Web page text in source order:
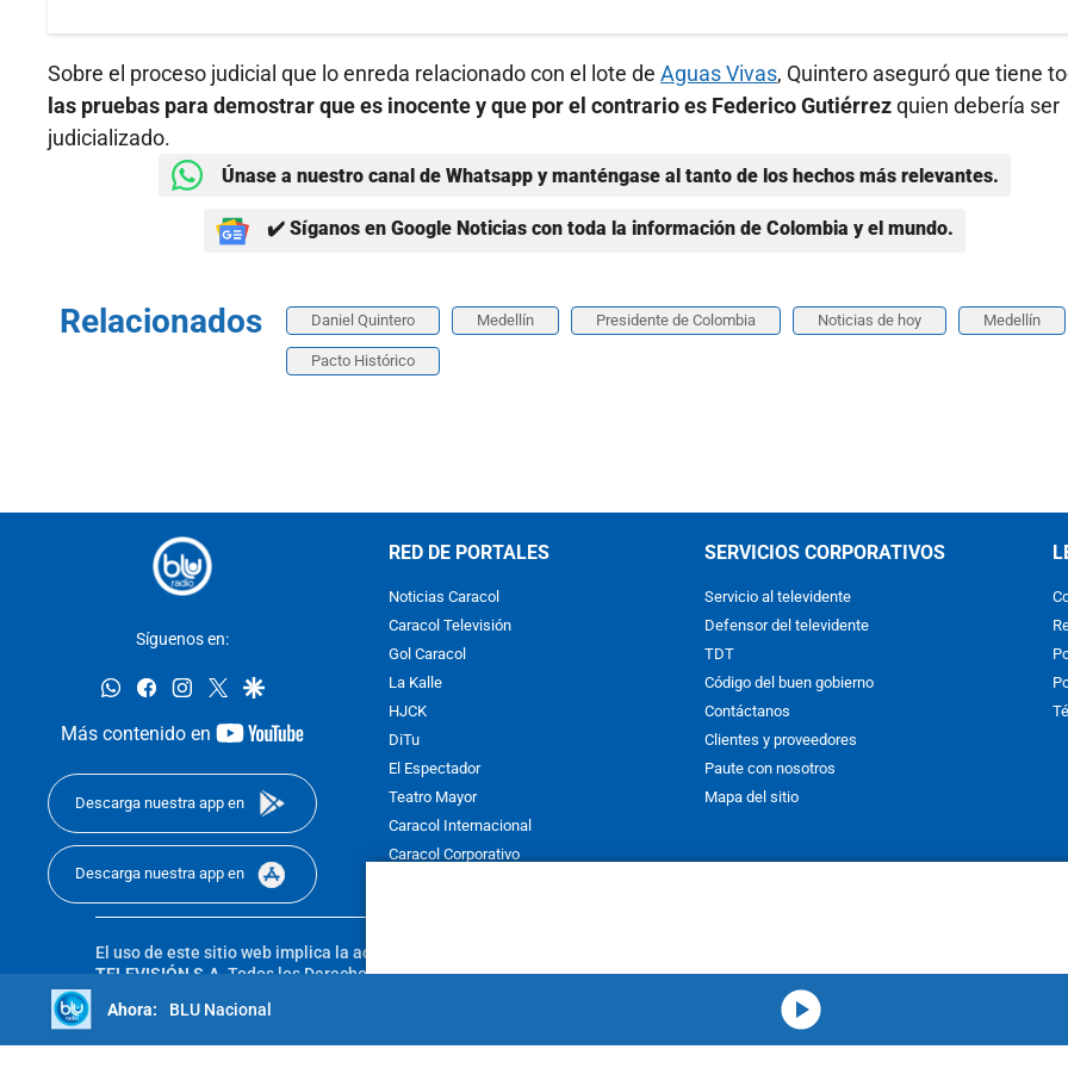
Sobre el proceso judicial que lo enreda relacionado con el lote de Aguas Vivas, Quintero aseguró que tiene
las pruebas para demostrar que es inocente y que por el contrario es Federico Gutiérrezquien debería ser
judicializado.
Únase a nuestro canal de Whatsapp y manténgase al tanto de los hechos más relevantes.
✔️ Síganos en Google Noticias con toda la información de Colombia y el mundo.
Relacionados Daniel Quintero Medellín Presidente de Colombia Noticias de hoy Medellín
Pacto Histórico
Síguenos en:
whatsappfacebookinstagram
twittergoogle
Más contenido en
youtube-
Descarga nuestra app en
Descarga nuestra app en
RED DE PORTALES
Noticias Caracol
Caracol Televisión
Gol Caracol
La Kalle
HJCK
DiTu
El Espectador
Teatro Mayor
Caracol Internacional
Caracol Corporativo
SERVICIOS CORPORATIVOS
Servicio al televidente
Defensor del televidente
TDT
Código del buen gobierno
Contáctanos
Clientes y proveedores
Paute con nosotros
Mapa del sitio
El uso de este sitio web implica la aceptación de los
TELEVISIÓN S.A.Todos los Derechos Reservados D.R.A. Prohibida su reproducción total o parcial, así como su traducción a
sin autorización escrita de su titular. Reproduction in whole or in part, or translation without written permission is prohibited. All
reserved 2025.BLU Nacional